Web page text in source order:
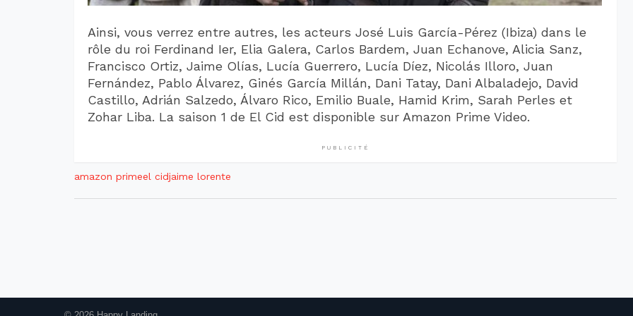
Ainsi, vous verrez entre autres, les acteurs José Luis García-Pérez (Ibiza) dans le
rôle du roi Ferdinand Ier, Elia Galera, Carlos Bardem, Juan Echanove, Alicia Sanz,
Francisco Ortiz, Jaime Olías, Lucía Guerrero, Lucía Díez, Nicolás Illoro, Juan
Fernández, Pablo Álvarez, Ginés García Millán, Dani Tatay, Dani Albaladejo, David
Castillo, Adrián Salzedo, Álvaro Rico, Emilio Buale, Hamid Krim, Sarah Perles et
Zohar Liba. La saison 1 de El Cid est disponible sur Amazon Prime Video.
PUBLICITÉ
amazon primeel cidjaime lorente